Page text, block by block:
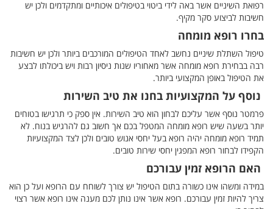
רפואת השיניים אשר באה לידי ביטוי בטיפולים איכותיים ומתקדמים ולכן יש
חשיבות לביצוע סקר מקיף.
בחרו רופא מומחה
טיפול השתלת שיניים נחשב לאחד הטיפולים המורכבים ביותר ולכן יש חשיבות
רבה בבחירת רופא מומחה אשר מאחוריו שנות ניסיון רבות ויש ביכולתו לבצע
את הטיפול באופן המקצועי ביותר.
נוסף על המקצועיות בחנו את טיב השירות
פרמטר נוסף אשר עליכם לבחון הוא טיב השירות. אין ספק כי תרגישו בטוחים
יותר בשעה שיש רופא מומחה המטפל בכם אך חשוב גם להרגיש בנוח. לא
תמיד רופא מומחה יהיה רופא בעל יחסי אנוש טובים ולכן לצד המקצועיות
הקפידו לבחור רופא המפגין יחסי שירות טובים.
האם הרופא זמין עבורכם
במידה ומשהו אינו כשורה בתום הטיפול יש צורך לשוחח עם הרופא ועל כן הוא
צריך להיות זמין עבורכם. רופא אשר אינו נותן לכם מענה אינו רופא אשר רצוי